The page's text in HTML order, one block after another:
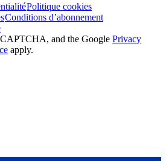
Politique cookies
Conditions d’abonnement
and the Google Privacy
apply.